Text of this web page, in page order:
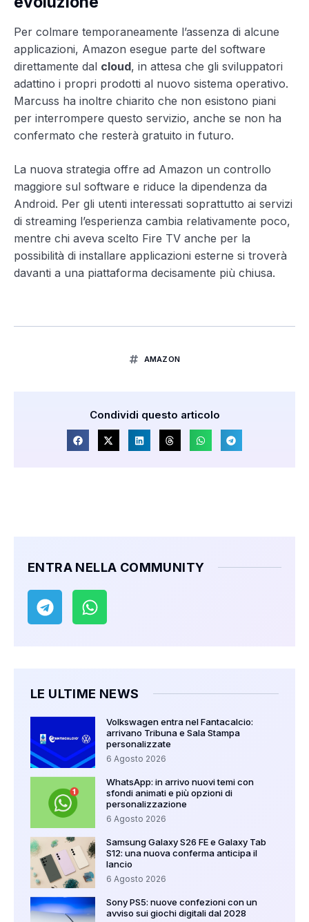
Per colmare temporaneamente l’assenza di alcune
applicazioni, Amazon esegue parte del software
direttamente dal cloud, in attesa che gli sviluppatori
adattino i propri prodotti al nuovo sistema operativo.
Marcuss ha inoltre chiarito che non esistono piani
per interrompere questo servizio, anche se non ha
confermato che resterà gratuito in futuro.
La nuova strategia offre ad Amazon un controllo
maggiore sul software e riduce la dipendenza da
Android. Per gli utenti interessati soprattutto ai servizi
di streaming l’esperienza cambia relativamente poco,
mentre chi aveva scelto Fire TV anche per la
possibilità di installare applicazioni esterne si troverà
davanti a una piattaforma decisamente più chiusa.
AMAZON
Condividi questo articolo
ENTRA NELLA COMMUNITY
LE ULTIME NEWS
Volkswagen entra nel Fantacalcio:
arrivano Tribuna e Sala Stampa
personalizzate
6 Agosto 2026
WhatsApp: in arrivo nuovi temi con
sfondi animati e più opzioni di
personalizzazione
6 Agosto 2026
Samsung Galaxy S26 FE e Galaxy Tab
S12: una nuova conferma anticipa il
lancio
6 Agosto 2026
Sony PS5: nuove confezioni con un
avviso sui giochi digitali dal 2028